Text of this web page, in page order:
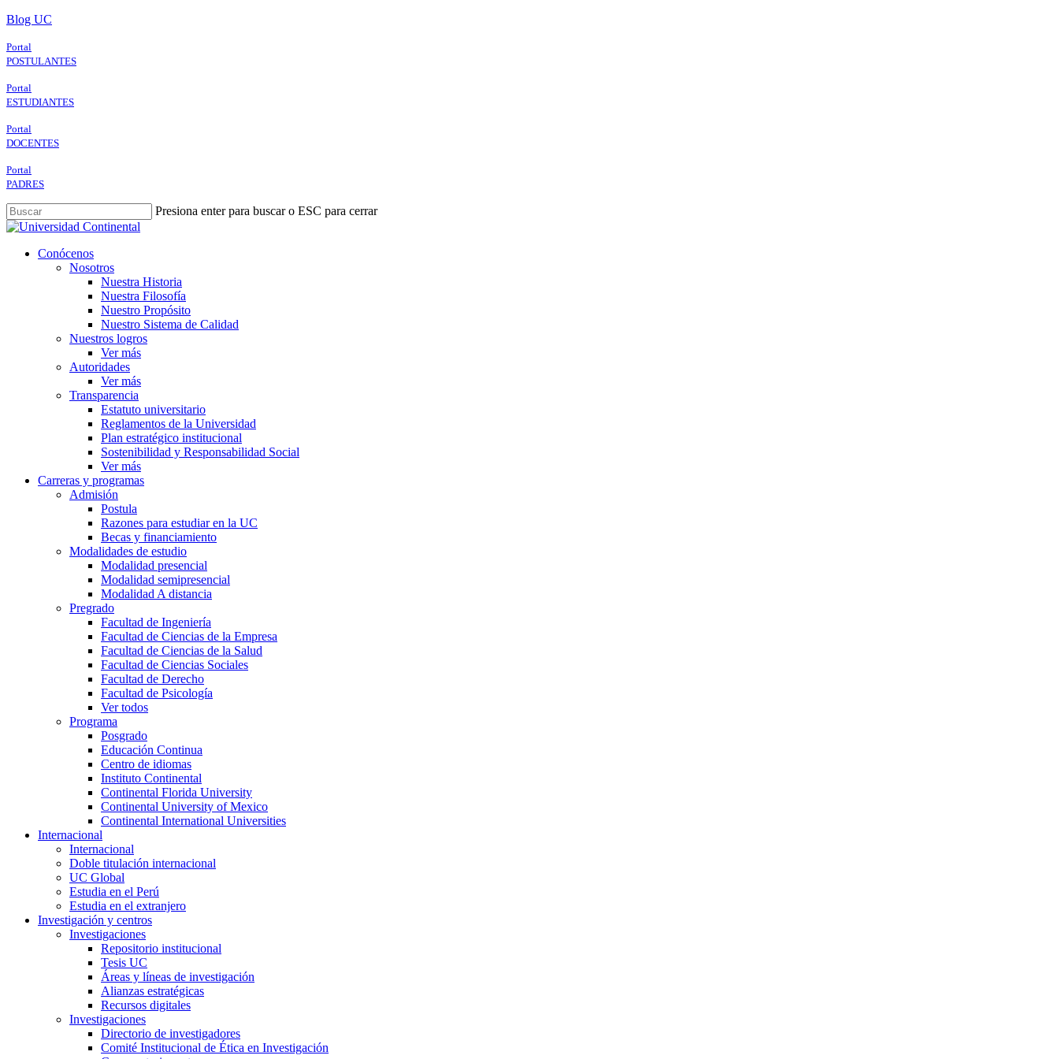
Skip
main
content
Blog UC
Portal
POSTULANTES
Portal
ESTUDIANTES
Portal
DOCENTES
Portal
PADRES
Presiona enter para buscar o ESC para cerrar
Close
search
Menu
Conócenos
Nosotros
Nuestra Historia
Nuestra Filosofía
Nuestro Propósito
Nuestro Sistema de Calidad
Nuestros logros
Ver más
Autoridades
Ver más
Transparencia
Estatuto universitario
Reglamentos de la Universidad
Plan estratégico institucional
Sostenibilidad y Responsabilidad Social
Ver más
Carreras y programas
Admisión
Postula
Razones para estudiar en la UC
Becas y financiamiento
Modalidades de estudio
Modalidad presencial
Modalidad semipresencial
Modalidad A distancia
Pregrado
Facultad de Ingeniería
Facultad de Ciencias de la Empresa
Facultad de Ciencias de la Salud
Facultad de Ciencias Sociales
Facultad de Derecho
Facultad de Psicología
Ver todos
Programa
Posgrado
Educación Continua
Centro de idiomas
Instituto Continental
Continental Florida University
Continental University of Mexico
Continental International Universities
Internacional
Internacional
Doble titulación internacional
UC Global
Estudia en el Perú
Estudia en el extranjero
Investigación y centros
Investigaciones
Repositorio institucional
Tesis UC
Áreas y líneas de investigación
Alianzas estratégicas
Recursos digitales
Investigaciones
Directorio de investigadores
Comité Institucional de Ética en Investigación